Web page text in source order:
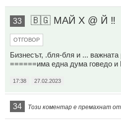
33 🇧🇬 МАЙ Х @ Й ‼️
ОТГОВОР
Бизнесът, .бля-бля и ...
======има една дума говедо и
17:38 27.02.2023
34 Този коментар е премахнат